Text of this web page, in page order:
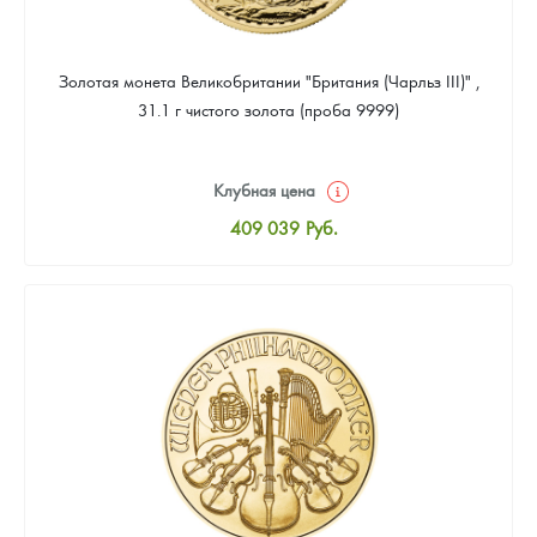
Золотая монета Великобритании "Британия (Чарльз III)" ,
31.1 г чистого золота (проба 9999)
Клубная цена
409 039 Руб.
Цена выкупа
388 587 Руб.